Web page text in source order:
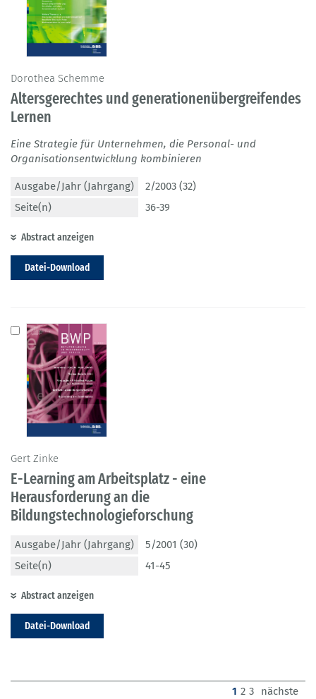
Dorothea Schemme
Altersgerechtes und generationenübergreifendes
Lernen
Eine Strategie für Unternehmen, die Personal- und
Organisationsentwicklung kombinieren
Ausgabe/Jahr (Jahrgang)
2/2003 (32)
Seite(n)
36-39
Abstract anzeigen
Datei-Download
Gert Zinke
E-Learning am Arbeitsplatz - eine
Herausforderung an die
Bildungstechnologieforschung
Ausgabe/Jahr (Jahrgang)
5/2001 (30)
Seite(n)
41-45
Abstract anzeigen
Datei-Download
1 (current)
2 3 nächste